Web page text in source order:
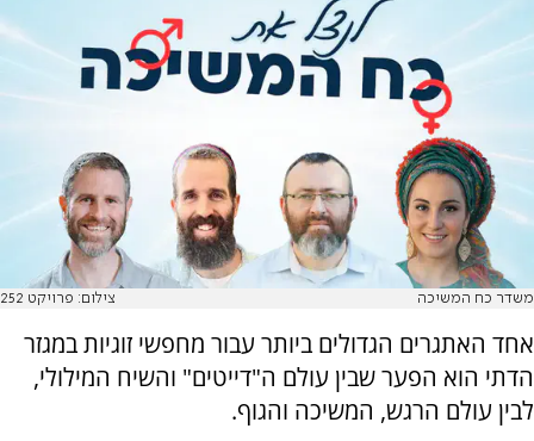
משדר כח המשיכה צילום: פרויקט 252
אחד האתגרים הגדולים ביותר עבור מחפשי זוגיות במגזר
הדתי הוא הפער שבין עולם ה"דייטים" והשיח המילולי,
לבין עולם הרגש, המשיכה והגוף.